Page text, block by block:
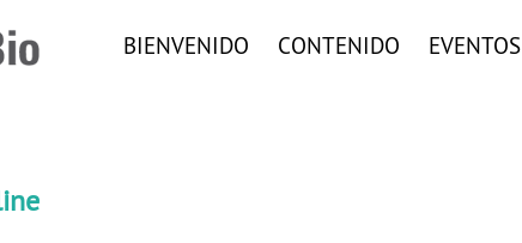
BIENVENIDO CONTENIDO EVENTOS